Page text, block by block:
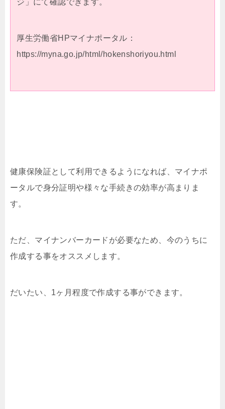
厚生労働省HPマイナポータル：
https://myna.go.jp/html/hokenshoriyou.html
健康保険証として利用できるようになれば、マイナポ
ータルで身分証明や様々な手続きの効率が高まりま
す。
ただ、マイナンバーカードが必要なため、今のうちに
作成する事をオススメします。
だいたい、1ヶ月程度で作成する事ができます。